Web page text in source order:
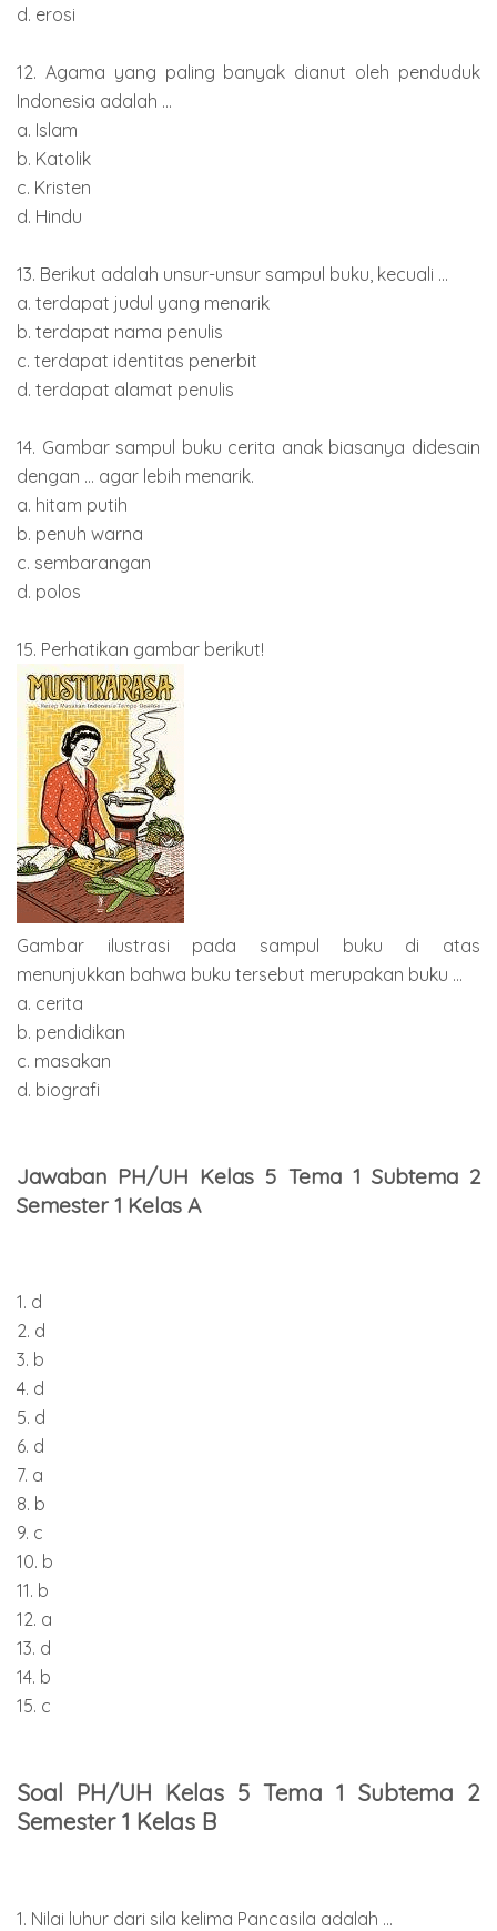
d. erosi
12. Agama yang paling banyak dianut oleh penduduk
Indonesia adalah ...
a. Islam
b. Katolik
c. Kristen
d. Hindu
13. Berikut adalah unsur-unsur sampul buku, kecuali ...
a. terdapat judul yang menarik
b. terdapat nama penulis
c. terdapat identitas penerbit
d. terdapat alamat penulis
14. Gambar sampul buku cerita anak biasanya didesain
dengan ... agar lebih menarik.
a. hitam putih
b. penuh warna
c. sembarangan
d. polos
15. Perhatikan gambar berikut!
Gambar ilustrasi pada sampul buku di atas
menunjukkan bahwa buku tersebut merupakan buku ...
a. cerita
b. pendidikan
c. masakan
d. biografi
Jawaban PH/UH Kelas 5 Tema 1 Subtema 2
Semester 1 Kelas A
1. d
2. d
3. b
4. d
5. d
6. d
7. a
8. b
9. c
10. b
11. b
12. a
13. d
14. b
15. c
Soal PH/UH Kelas 5 Tema 1 Subtema 2
Semester 1 Kelas B
1. Nilai luhur dari sila kelima Pancasila adalah ...